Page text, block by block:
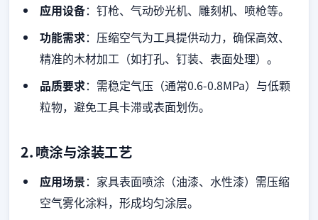
应用设备：钉枪、气动砂光机、雕刻机、喷枪等。
功能需求：压缩空气为工具提供动力，确保高效、
精准的木材加工（如打孔、钉装、表面处理）。
品质要求：需稳定气压（通常0.6-0.8MPa）与低颗
粒物，避免工具卡滞或表面划伤。
2.喷涂与涂装工艺
应用场景：家具表面喷涂（油漆、水性漆）需压缩
空气雾化涂料，形成均匀涂层。